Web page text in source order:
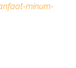
minum-